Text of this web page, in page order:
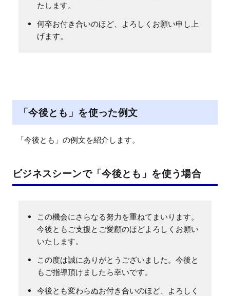
たします。
何卒お付き合いのほど、よろしくお願い申し上
げます。
「今後とも」を使った例文
「今後とも」の例文を紹介します。
ビジネスシーンで「今後とも」を使う場合
この機会にさらなる努力を重ねてまいります。
今後ともご支援とご愛顧のほどよろしくお願い
いたします。
この度は誠にありがとうございました。今後と
もご指導頂けましたら幸いです。
今後とも変わらぬお付き合いのほど、よろしく